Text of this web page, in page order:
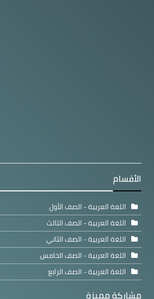
الأقسام
اللغة العربية - الصف الأول
اللغة العربية - الصف الثالث
اللغة العربية - الصف الثاني
اللغة العربية - الصف الخامس
اللغة العربية - الصف الرابع
مشاركة مميزة